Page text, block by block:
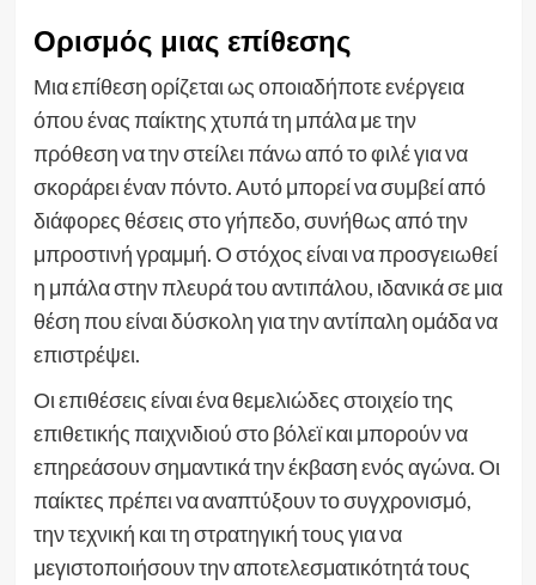
Ορισμός μιας επίθεσης
Μια επίθεση ορίζεται ως οποιαδήποτε ενέργεια
όπου ένας παίκτης χτυπά τη μπάλα με την
πρόθεση να την στείλει πάνω από το φιλέ για να
σκοράρει έναν πόντο. Αυτό μπορεί να συμβεί από
διάφορες θέσεις στο γήπεδο, συνήθως από την
μπροστινή γραμμή. Ο στόχος είναι να προσγειωθεί
η μπάλα στην πλευρά του αντιπάλου, ιδανικά σε μια
θέση που είναι δύσκολη για την αντίπαλη ομάδα να
επιστρέψει.
Οι επιθέσεις είναι ένα θεμελιώδες στοιχείο της
επιθετικής παιχνιδιού στο βόλεϊ και μπορούν να
επηρεάσουν σημαντικά την έκβαση ενός αγώνα. Οι
παίκτες πρέπει να αναπτύξουν το συγχρονισμό,
την τεχνική και τη στρατηγική τους για να
μεγιστοποιήσουν την αποτελεσματικότητά τους